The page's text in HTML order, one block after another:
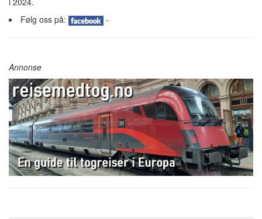
Følg oss på:
-
Annonse